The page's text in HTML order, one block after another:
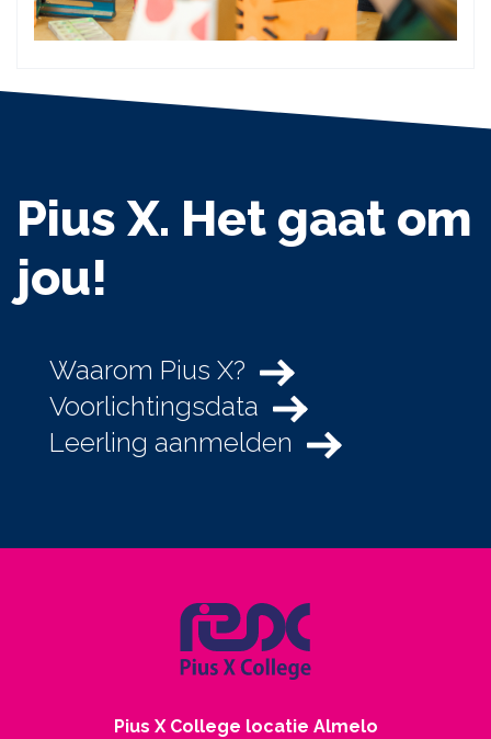
Pius X. Het gaat om
jou!
Waarom Pius X?
Voorlichtingsdata
Leerling aanmelden
Pius X College locatie Almelo